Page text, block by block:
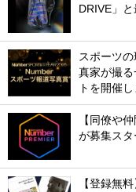
DRIVE」
スポーツ
真家が撮
トを開催
【同僚や
が募集スタ
【登録無